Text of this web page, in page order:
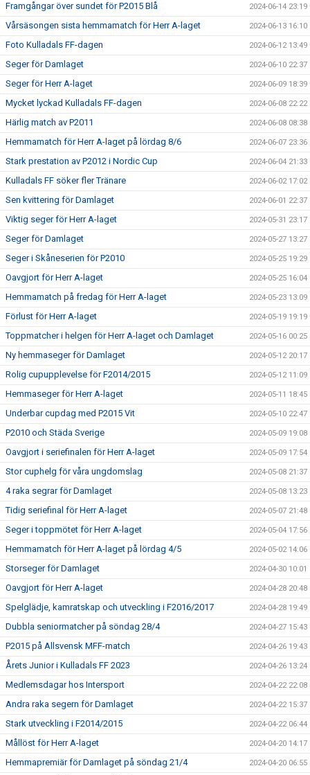
Framgångar över sundet för P2015 Blå 2024-06-14 23:19
Vårsäsongen sista hemmamatch för Herr A-laget 2024-06-13 16:10
Foto Kulladals FF-dagen 2024-06-12 13:49
Seger för Damlaget 2024-06-10 22:37
Seger för Herr A-laget 2024-06-09 18:39
Mycket lyckad Kulladals FF-dagen 2024-06-08 22:22
Härlig match av P2011 2024-06-08 08:38
Hemmamatch för Herr A-laget på lördag 8/6 2024-06-07 23:36
Stark prestation av P2012 i Nordic Cup 2024-06-04 21:33
Kulladals FF söker fler Tränare 2024-06-02 17:02
Sen kvittering för Damlaget 2024-06-01 22:37
Viktig seger för Herr A-laget 2024-05-31 23:17
Seger för Damlaget 2024-05-27 13:27
Seger i Skåneserien för P2010 2024-05-25 19:29
Oavgjort för Herr A-laget 2024-05-25 16:04
Hemmamatch på fredag för Herr A-laget 2024-05-23 13:09
Förlust för Herr A-laget 2024-05-19 19:19
Toppmatcher i helgen för Herr A-laget och Damlaget 2024-05-16 00:25
Ny hemmaseger för Damlaget 2024-05-12 20:17
Rolig cupupplevelse för F2014/2015 2024-05-12 11:09
Hemmaseger för Herr A-laget 2024-05-11 18:45
Underbar cupdag med P2015 Vit 2024-05-10 22:47
P2010 och Städa Sverige 2024-05-09 19:08
Oavgjort i seriefinalen för Herr A-laget 2024-05-09 17:54
Stor cuphelg för våra ungdomslag 2024-05-08 21:37
4 raka segrar för Damlaget 2024-05-08 13:23
Tidig seriefinal för Herr A-laget 2024-05-07 21:48
Seger i toppmötet för Herr A-laget 2024-05-04 17:56
Hemmamatch för Herr A-laget på lördag 4/5 2024-05-02 14:06
Storseger för Damlaget 2024-04-30 10:01
Oavgjort för Herr A-laget 2024-04-28 20:48
Spelglädje, kamratskap och utveckling i F2016/2017 2024-04-28 19:49
Dubbla seniormatcher på söndag 28/4 2024-04-27 15:43
P2015 på Allsvensk MFF-match 2024-04-26 19:43
Årets Junior i Kulladals FF 2023 2024-04-26 13:24
Medlemsdagar hos Intersport 2024-04-22 22:08
Andra raka segern för Damlaget 2024-04-22 15:37
Stark utveckling i F2014/2015 2024-04-22 06:44
Mållöst för Herr A-laget 2024-04-20 14:17
Hemmapremiär för Damlaget på söndag 21/4 2024-04-20 06:55